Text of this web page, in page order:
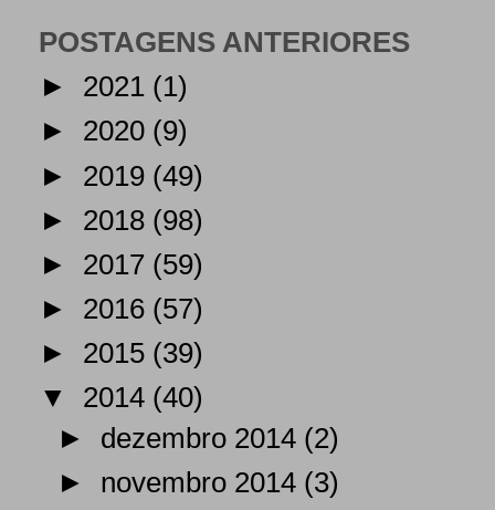
POSTAGENS ANTERIORES
► 2021 (1)
► 2020 (9)
► 2019 (49)
► 2018 (98)
► 2017 (59)
► 2016 (57)
► 2015 (39)
▼ 2014 (40)
► dezembro 2014 (2)
► novembro 2014 (3)